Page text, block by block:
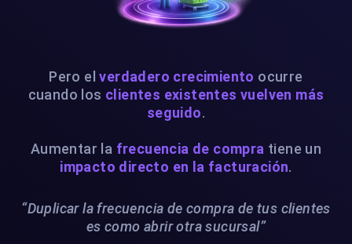
Pero elverdadero crecimiento ocurre
cuando los clientes existentes vuelven más
seguido.
Aumentar la frecuencia de compra tiene un
impacto directo en la facturación.
“Duplicar la frecuencia de compra de tus clientes
es como abrir otra sucursal”